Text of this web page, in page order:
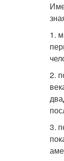
1.
2.
3.